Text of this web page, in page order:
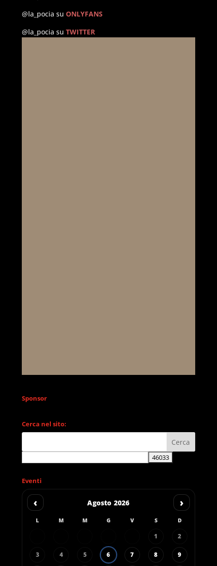
@la_pocia su ONLYFANS
@la_pocia su TWITTER
Sponsor
Cerca nel sito:
Eventi
‹ Agosto 2026 ›
L M M G V S D
1 2
3 4 5 6 7 8 9